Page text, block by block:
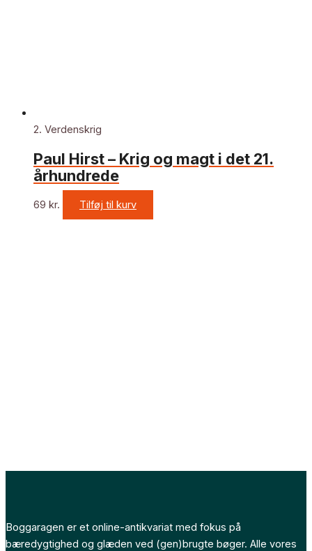
2. Verdenskrig
Paul Hirst – Krig og magt i det 21.
århundrede
69 kr. Tilføj til kurv
Boggaragen er et online-antikvariat med fokus på
bæredygtighed og glæden ved (gen)brugte bøger. Alle vores